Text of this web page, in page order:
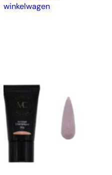
winkelwagen